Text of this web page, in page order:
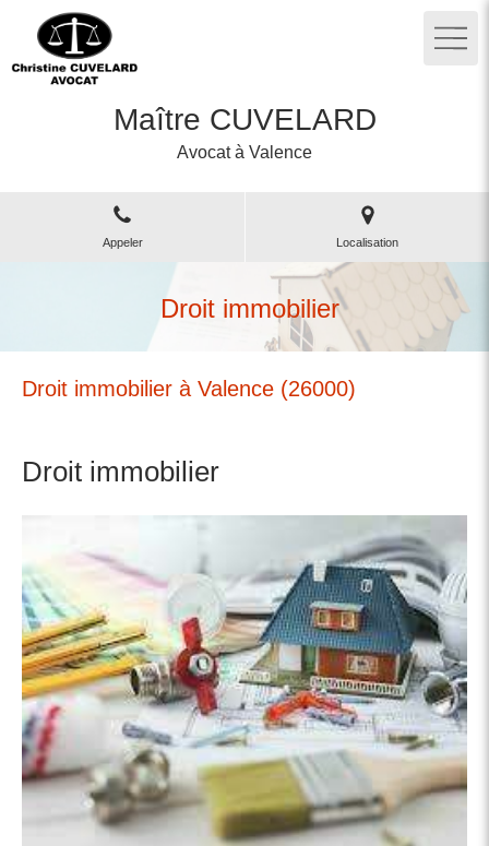
Maître CUVELARD
Avocat à Valence
Appeler Localisation
Droit immobilier
Droit immobilier à Valence (26000)
Droit immobilier